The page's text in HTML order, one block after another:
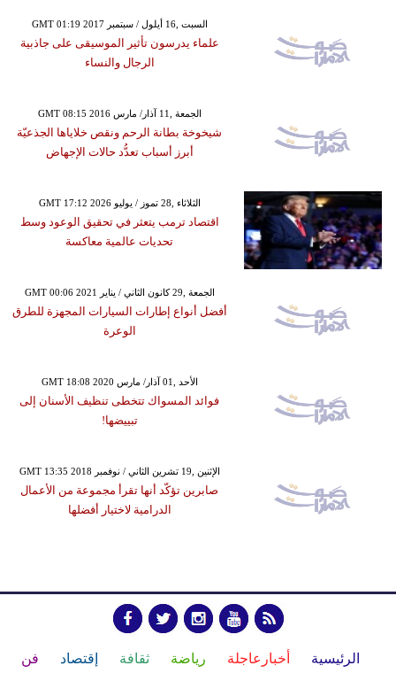
GMT 01:19 2017 السبت ,16 أيلول / سبتمبر
علماء يدرسون تأثير الموسيقى على جاذبية
الرجال والنساء
GMT 08:15 2016 الجمعة ,11 آذار/ مارس
شيخوخة بطانة الرحم ونقص خلاياها الجذعيّة
أبرز أسباب تعدُّد حالات الإجهاض
GMT 17:12 2026 الثلاثاء ,28 تموز / يوليو
اقتصاد ترمب يتعثر في تحقيق الوعود وسط
تحديات عالمية معاكسة
GMT 00:06 2021 الجمعة ,29 كانون الثاني / يناير
أفضل أنواع إطارات السيارات المجهزة للطرق
الوعرة
GMT 18:08 2020 الأحد ,01 آذار/ مارس
فوائد المسواك تتخطى تنظيف الأسنان إلى
تبييضها!
GMT 13:35 2018 الإثنين ,19 تشرين الثاني / نوفمبر
صابرين تؤكّد أنها تقرأ مجموعة من الأعمال
الدرامية لاختيار أفضلها
الرئيسية أخبارعاجلة رياضة ثقافة إقتصاد فن